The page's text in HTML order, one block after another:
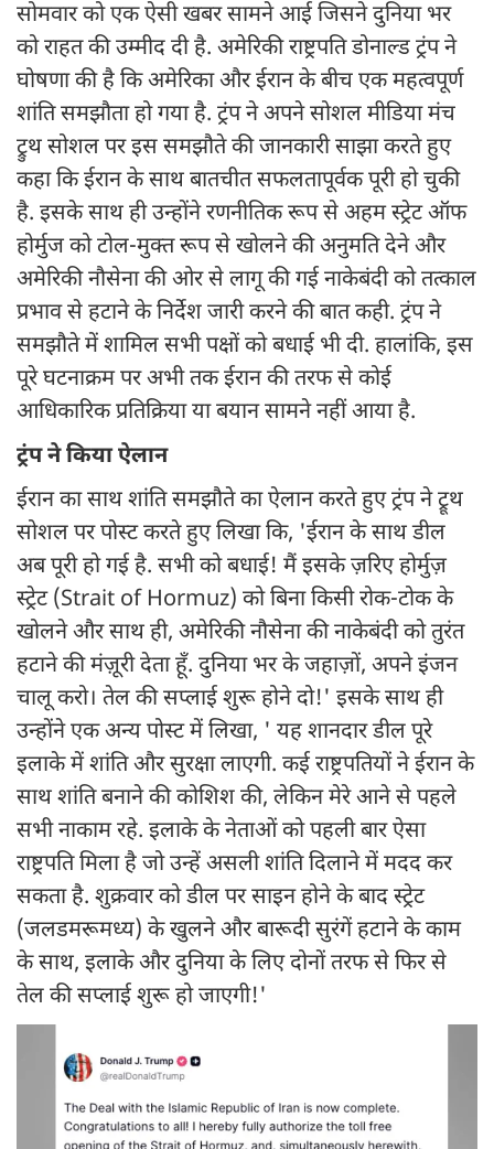
सोमवार को एक ऐसी खबर सामने आई जिसने दुनिया भर
को राहत की उम्मीद दी है. अमेरिकी राष्ट्रपति डोनाल्ड ट्रंप ने
घोषणा की है कि अमेरिका और ईरान के बीच एक महत्वपूर्ण
शांति समझौता हो गया है. ट्रंप ने अपने सोशल मीडिया मंच
ट्रुथ सोशल पर इस समझौते की जानकारी साझा करते हुए
कहा कि ईरान के साथ बातचीत सफलतापूर्वक पूरी हो चुकी
है. इसके साथ ही उन्होंने रणनीतिक रूप से अहम स्ट्रेट ऑफ
होर्मुज को टोल-मुक्त रूप से खोलने की अनुमति देने और
अमेरिकी नौसेना की ओर से लागू की गई नाकेबंदी को तत्काल
प्रभाव से हटाने के निर्देश जारी करने की बात कही. ट्रंप ने
समझौते में शामिल सभी पक्षों को बधाई भी दी. हालांकि, इस
पूरे घटनाक्रम पर अभी तक ईरान की तरफ से कोई
आधिकारिक प्रतिक्रिया या बयान सामने नहीं आया है.
ट्रंप ने किया ऐलान
ईरान का साथ शांति समझौते का ऐलान करते हुए ट्रंप ने ट्रूथ
सोशल पर पोस्ट करते हुए लिखा कि, 'ईरान के साथ डील
अब पूरी हो गई है. सभी को बधाई! मैं इसके ज़रिए होर्मुज़
स्ट्रेट (Strait of Hormuz) को बिना किसी रोक-टोक के
खोलने और साथ ही, अमेरिकी नौसेना की नाकेबंदी को तुरंत
हटाने की मंज़ूरी देता हूँ. दुनिया भर के जहाज़ों, अपने इंजन
चालू करो। तेल की सप्लाई शुरू होने दो!' इसके साथ ही
उन्होंने एक अन्य पोस्ट में लिखा, ' यह शानदार डील पूरे
इलाके में शांति और सुरक्षा लाएगी. कई राष्ट्रपतियों ने ईरान के
साथ शांति बनाने की कोशिश की, लेकिन मेरे आने से पहले
सभी नाकाम रहे. इलाके के नेताओं को पहली बार ऐसा
राष्ट्रपति मिला है जो उन्हें असली शांति दिलाने में मदद कर
सकता है. शुक्रवार को डील पर साइन होने के बाद स्ट्रेट
(जलडमरूमध्य) के खुलने और बारूदी सुरंगें हटाने के काम
के साथ, इलाके और दुनिया के लिए दोनों तरफ से फिर से
तेल की सप्लाई शुरू हो जाएगी!'